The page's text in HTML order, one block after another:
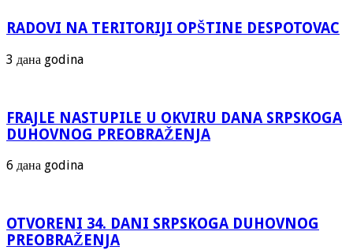
RADOVI NA TERITORIJI OPŠTINE DESPOTOVAC
3 дана godina
FRAJLE NASTUPILE U OKVIRU DANA SRPSKOGA
DUHOVNOG PREOBRAŽENJA
6 дана godina
OTVORENI 34. DANI SRPSKOGA DUHOVNOG
PREOBRAŽENJA